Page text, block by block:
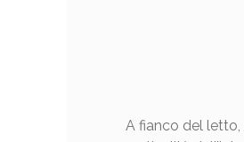
A fianco del